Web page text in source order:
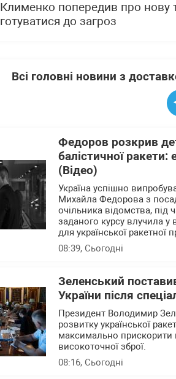
Клименко попередив про нову
готуватися до загроз
Всі головні новини з
Федоров розкрив
балістичної ракети:
(Відео)
Україна успішно
Михайла Федорова з
очільника відомства, під
заданого курсу влучила
для української ракетної
08:39, Сьогодні
Зеленський
України після
Президент Володимир
розвитку української
максимально прискорити
високоточної зброї.
08:16, Сьогодні